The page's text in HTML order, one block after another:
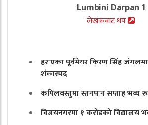
Lumbini Darpan 1
लेखकबाट थप
हराएका पूर्वमेयर किरण सिंह
शंकास्पद
कपिलवस्तुमा स्तनपान सप्ताह भव्य
विजयनगरमा १ करोडको विद्यालय